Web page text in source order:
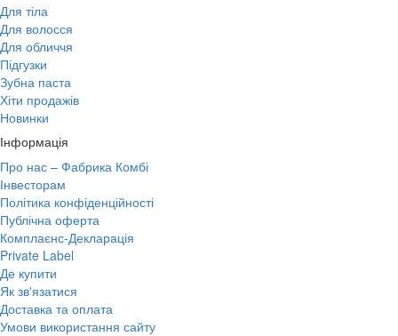
Для тіла
Для волосся
Для обличчя
Підгузки
Зубна паста
Хіти продажів
Новинки
Інформація
Про нас – Фабрика Комбі
Інвесторам
Політика конфіденційності
Публічна оферта
Комплаєнс-Декларація
Private Label
Де купити
Як зв'язатися
Доставка та оплата
Умови використання сайту